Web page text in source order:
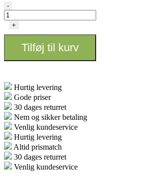
Bio
Clone
antal
-
+
Tilføj til kurv
Hurtig levering
Gode priser
30 dages returret
Nem og sikker betaling
Venlig kundeservice
Hurtig levering
Altid prismatch
30 dages returret
Venlig kundeservice